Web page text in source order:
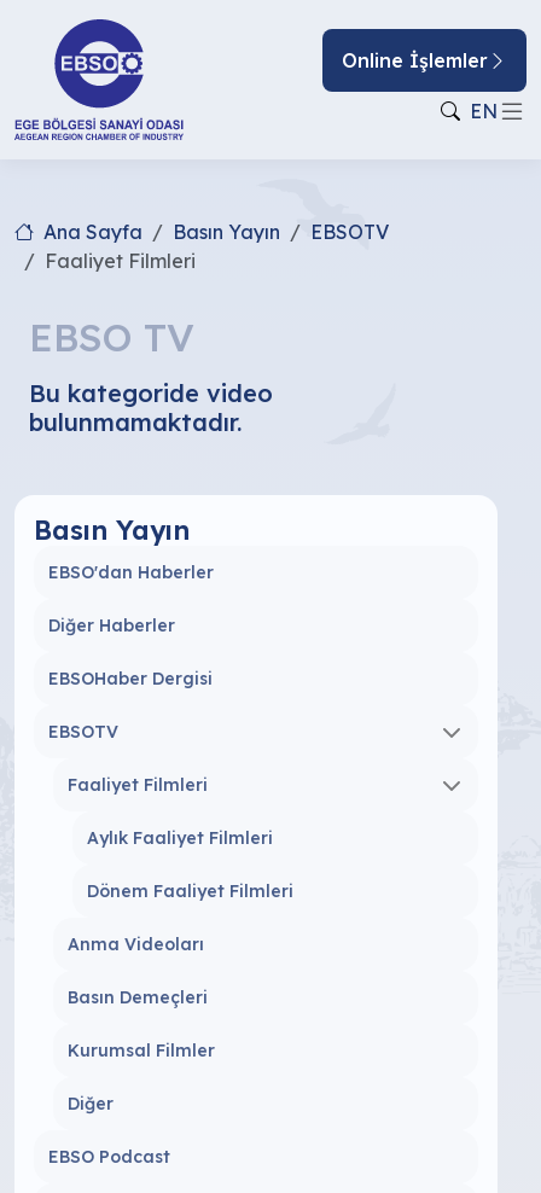
Online İşlemler
EN
Ana Sayfa Basın Yayın
EBSOTV
Faaliyet Filmleri
EBSO TV
Bu kategoride video
bulunmamaktadır.
Basın Yayın
EBSO'dan Haberler
Diğer Haberler
EBSOHaber Dergisi
EBSOTV
Faaliyet Filmleri
Aylık Faaliyet Filmleri
Dönem Faaliyet Filmleri
Anma Videoları
Basın Demeçleri
Kurumsal Filmler
Diğer
EBSO Podcast